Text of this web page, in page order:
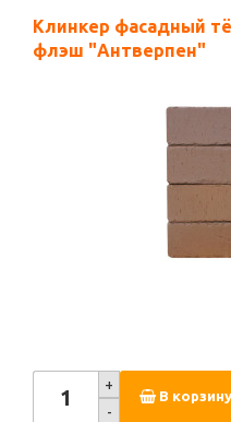
Клинкер фасадный
флэш "Антверпен"
+
-
В корзину